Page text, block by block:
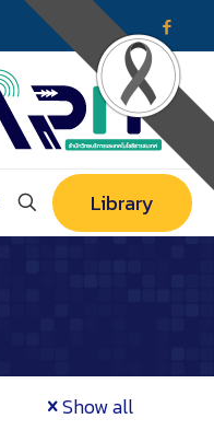
Library
Show all